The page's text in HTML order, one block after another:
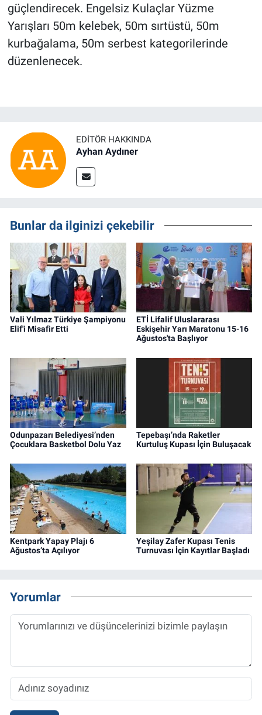
güçlendirecek. Engelsiz Kulaçlar Yüzme
Yarışları 50m kelebek, 50m sırtüstü, 50m
kurbağalama, 50m serbest kategorilerinde
düzenlenecek.
EDITÖR HAKKINDA
Ayhan Aydıner
Bunlar da ilginizi çekebilir
Vali Yılmaz Türkiye Şampiyonu
Elif'i Misafir Etti
ETİ Lifalif Uluslararası
Eskişehir Yarı Maratonu 15-16
Ağustos'ta Başlıyor
Odunpazarı Belediyesi’nden
Çocuklara Basketbol Dolu Yaz
Tepebaşı’nda Raketler
Kurtuluş Kupası İçin Buluşacak
Kentpark Yapay Plajı 6
Ağustos’ta Açılıyor
Yeşilay Zafer Kupası Tenis
Turnuvası İçin Kayıtlar Başladı
Yorumlar